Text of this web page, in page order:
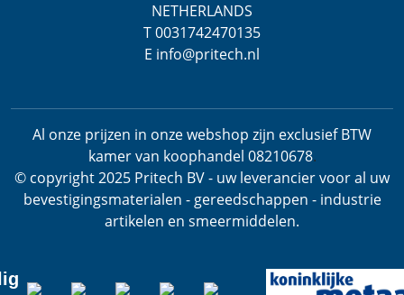
NETHERLANDS
T 0031742470135
E info@pritech.nl
Al onze prijzen in onze webshop zijn exclusief BTW
kamer van koophandel 08210678.
© copyright 2025 Pritech BV - uw leverancier voor al uw
bevestigingsmaterialen - gereedschappen - industrie
artikelen en smeermiddelen.